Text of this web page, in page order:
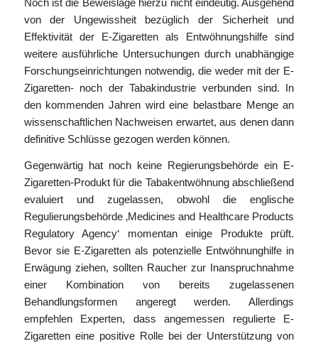
Noch ist die Beweislage hierzu nicht eindeutig. Ausgehend
von der Ungewissheit bezüglich der Sicherheit und
Effektivität der E-Zigaretten als Entwöhnungshilfe sind
weitere ausführliche Untersuchungen durch unabhängige
Forschungseinrichtungen notwendig, die weder mit der E-
Zigaretten- noch der Tabakindustrie verbunden sind. In
den kommenden Jahren wird eine belastbare Menge an
wissenschaftlichen Nachweisen erwartet, aus denen dann
definitive Schlüsse gezogen werden können.
Gegenwärtig hat noch keine Regierungsbehörde ein E-
Zigaretten-Produkt für die Tabakentwöhnung abschließend
evaluiert und zugelassen, obwohl die englische
Regulierungsbehörde ‚Medicines and Healthcare Products
Regulatory Agency‘ momentan einige Produkte prüft.
Bevor sie E-Zigaretten als potenzielle Entwöhnunghilfe in
Erwägung ziehen, sollten Raucher zur Inanspruchnahme
einer Kombination von bereits zugelassenen
Behandlungsformen angeregt werden. Allerdings
empfehlen Experten, dass angemessen regulierte E-
Zigaretten eine positive Rolle bei der Unterstützung von